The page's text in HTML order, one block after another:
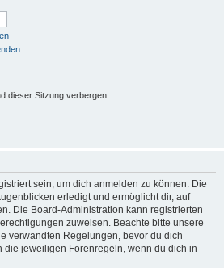
dieser Sitzung verbergen
sein, um dich anmelden zu können. Die
erledigt und ermöglicht dir, auf
Die Board-Administration kann registrierten
zuweisen. Beachte bitte unsere
verwandten Regelungen, bevor du dich
die jeweiligen Forenregeln, wenn du dich in